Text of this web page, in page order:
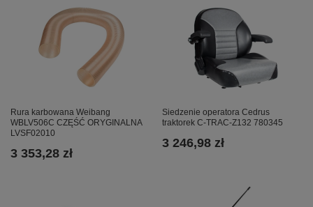
Rura karbowana Weibang
WBLV506C CZĘŚĆ ORYGINALNA
LVSF02010
3 353,28 zł
Siedzenie operatora Cedrus
traktorek C-TRAC-Z132 780345
3 246,98 zł